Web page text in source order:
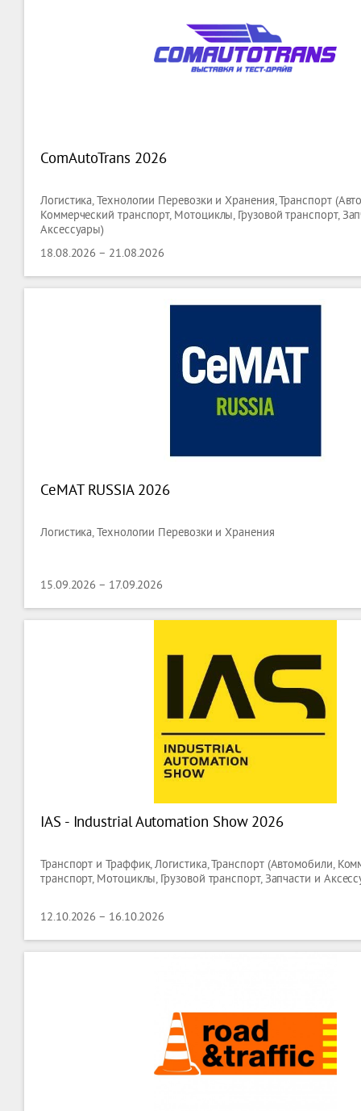
ComAutoTrans 2026
Логистика, Технологии Перевозки и Хранения, Транспорт
Коммерческий транспорт, Мотоциклы, Грузовой транспорт,
Аксессуары)
18.08.2026 – 21.08.2026
CeMAT RUSSIA 2026
Логистика, Технологии Перевозки и Хранения
15.09.2026 – 17.09.2026
IAS - Industrial Automation Show 2026
Транспорт и Траффик, Логистика, Транспорт (Автомобили,
транспорт, Мотоциклы, Грузовой транспорт, Запчасти и
12.10.2026 – 16.10.2026